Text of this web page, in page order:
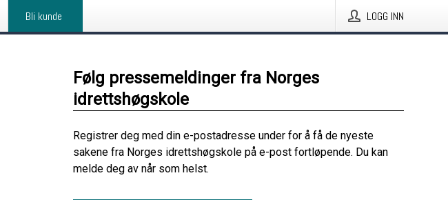
Bli kunde LOGG INN
Følg pressemeldinger fra Norges
idrettshøgskole
Registrer deg med din e-postadresse under for å få de nyeste
sakene fra Norges idrettshøgskole på e-post fortløpende. Du kan
melde deg av når som helst.